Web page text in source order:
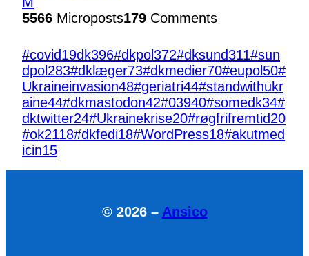
5566 Microposts179 Comments
#covid19dk396#dkpol372#dksund311#sun
dpol 283#dklæger73#dkmedier70#eupol 50#
Ukraineinvasion48#geriatri44#standwithukr
aine44#dkmastodon42#03940#somedk34#
dktwitter24#Ukrainekrise20#røgfrifremtid20
#ok2118#dkfedi18#WordPress18#akutmed
icin15
© 2026 – Ansico